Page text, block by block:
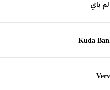
باي
Kuda